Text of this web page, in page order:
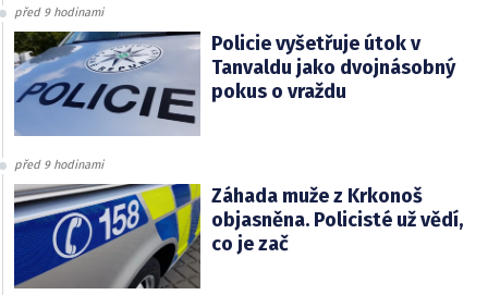
před 9 hodinami
Policie vyšetřuje útok v
Tanvaldu jako dvojnásobný
pokus o vraždu
před 9 hodinami
Záhada muže z Krkonoš
objasněna. Policisté už vědí,
co je zač